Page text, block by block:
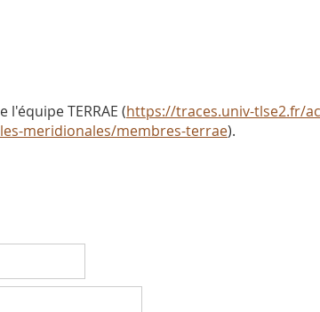
TERRAE (https://traces.univ-tlse2.fr/
meridionales/membres-terrae).